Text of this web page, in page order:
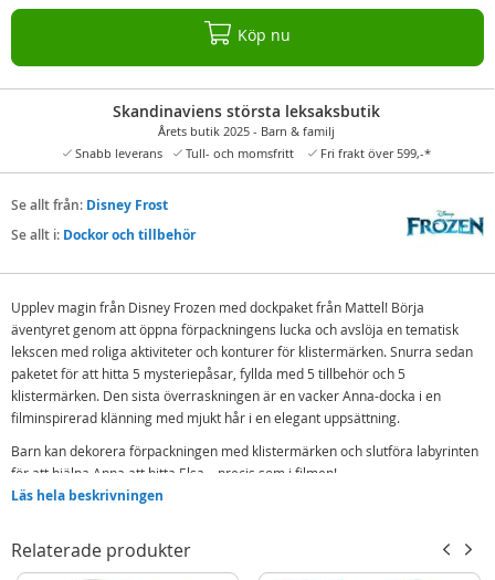
Köp nu
Skandinaviens största leksaksbutik
Årets butik 2025 - Barn & familj
Snabb leverans
Tull- och momsfritt Fri frakt över 599,-*
Se allt från: Disney Frost
Se allt i: Dockor och tillbehör
Upplev magin från Disney Frozen med dockpaket från Mattel! Börja
äventyret genom att öppna förpackningens lucka och avslöja en tematisk
lekscen med roliga aktiviteter och konturer för klistermärken. Snurra sedan
paketet för att hitta 5 mysteriepåsar, fyllda med 5 tillbehör och 5
klistermärken. Den sista överraskningen är en vacker Anna-docka i en
filminspirerad klänning med mjukt hår i en elegant uppsättning.
Barn kan dekorera förpackningen med klistermärken och slutföra labyrinten
för att hjälpa Anna att hitta Elsa – precis som i filmen!
Innehåller:
Accessoarer och skor
Läs hela beskrivningen
Relaterade produkter